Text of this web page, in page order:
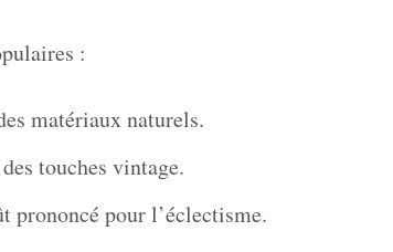
:
matériaux naturels.
touches vintage.
prononcé pour l’éclectisme.